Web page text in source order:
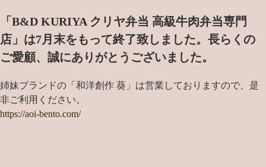
「B&D KURIYA クリヤ弁当 高級牛肉弁当専門
店」は7月末をもって終了致しました。 長らくの
ご愛顧、誠にありがとうございました。
姉妹ブランドの「和洋創作 葵」は営業しておりますので、是
非ご利用ください。
https://aoi-bento.com/